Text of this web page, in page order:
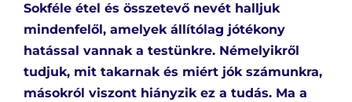
Sokféle étel és összetevő nevét halljuk
mindenfelől, amelyek állítólag jótékony
hatással vannak a testünkre. Némelyikről
tudjuk, mit takarnak és miért jók számunkra,
másokról viszont hiányzik ez a tudás. Ma a